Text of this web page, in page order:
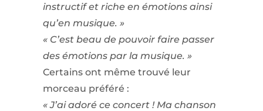
instructif et riche en émotions ainsi
qu’en musique. »
« C’est beau de pouvoir faire passer
des émotions par la musique. »
Certains ont même trouvé leur
morceau préféré :
« J’ai adoré ce concert ! Ma chanson